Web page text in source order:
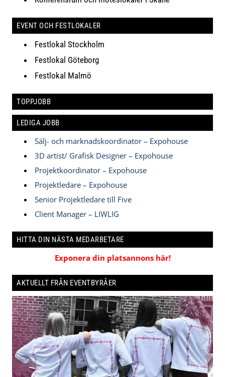
EVENT OCH FESTLOKALER
Festlokal Stockholm
Festlokal Göteborg
Festlokal Malmö
TOPPJOBB
LEDIGA JOBB
Sälj- och marknadskoordinator – Expohouse
3D artist/ Grafisk Designer – Expohouse
Projektkoordinator – Expohouse
Projektledare – Expohouse
Senior Projektledare till Five
Client Manager – LIWLIG
HITTA DIN NÄSTA MEDARBETARE
Exponera din platsannons här!
AKTUELLT FRÅN EVENTBYRÅER